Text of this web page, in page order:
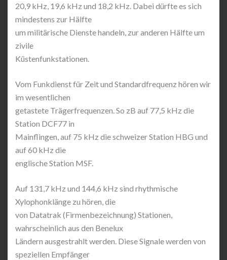
20,9 kHz, 19,6 kHz und 18,2 kHz. Dabei dürfte es sich
mindestens zur Hälfte
um militärische Dienste handeln, zur anderen Hälfte um
zivile
Küstenfunkstationen.
Vom Funkdienst für Zeit und Standardfrequenz hören wir
im wesentlichen
getastete Trägerfrequenzen. So zB auf 77,5 kHz die
Station DCF77 in
Mainflingen, auf 75 kHz die schweizer Station HBG und
auf 60 kHz die
englische Station MSF.
Auf 131,7 kHz und 144,6 kHz sind rhythmische
Xylophonklänge zu hören, die
von Datatrak (Firmenbezeichnung) Stationen,
wahrscheinlich aus den Benelux
Ländern ausgestrahlt werden. Diese Signale werden von
speziellen Empfänger